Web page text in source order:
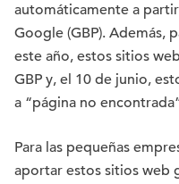
automáticamente a
Google (GBP). Además,
este año, estos sitios
GBP y, el 10 de junio,
a “página no
Para las pequeñas
aportar estos sitios web